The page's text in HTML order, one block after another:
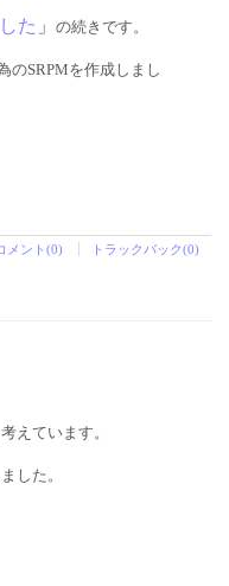
た 」の続きです。
のSRPMを作成しまし
メント(0) トラックバック(0)
えています。
した。